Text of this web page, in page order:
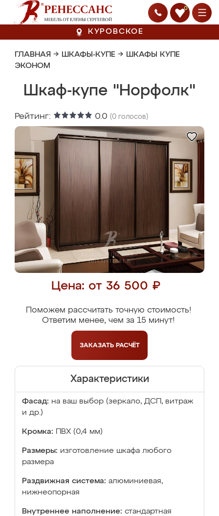
0
КУРОВСКОЕ
ГЛАВНАЯ → ШКАФЫ-КУПЕ → ШКАФЫ КУПЕ
ЭКОНОМ
Шкаф-купе "Норфолк"
Рейтинг: 0.0 (0 голосов)
Цена: от 36 500 ₽
Поможем рассчитать точную стоимость!
Ответим менее, чем за 15 минут!
ЗАКАЗАТЬ РАСЧЁТ
Характеристики
Фасад: на ваш выбор (зеркало, ДСП, витраж
и др.)
Кромка: ПВХ (0,4 мм)
Размеры: изготовление шкафа любого
размера
Раздвижная система: алюминиевая,
нижнеопорная
Внутреннее наполнение: стандартная